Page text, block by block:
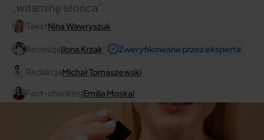
„witaminę słońca”.
TekstNina Wawryszuk
RecenzjaIlona Krzak Zweryfikowane przez eksperta
RedakcjaMichał Tomaszewski
Fact-checkingEmilia Moskal